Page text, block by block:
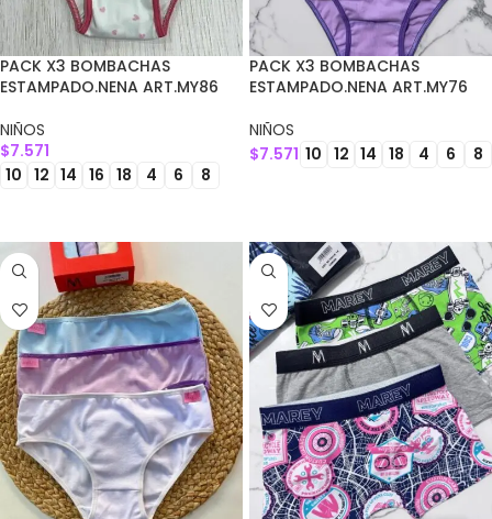
PACK X3 BOMBACHAS
ESTAMPADO.NENA ART.MY86
NIÑOS
$7.571
10 12 14 16 18 4 6 8
PACK X3 BOMBACHAS
ESTAMPADO.NENA ART.MY76
NIÑOS
$7.571 10 12 14 18 4 6 8